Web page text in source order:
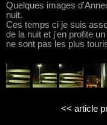
Quelques images
nuit.
Ces temps ci je suis
de la nuit et j'en profite
ne sont pas les plus
<< article